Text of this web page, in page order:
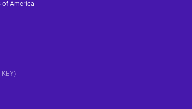
of America
KEY)